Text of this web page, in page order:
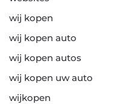
wij kopen
wij kopen auto
wij kopen autos
wij kopen uw auto
wijkopen